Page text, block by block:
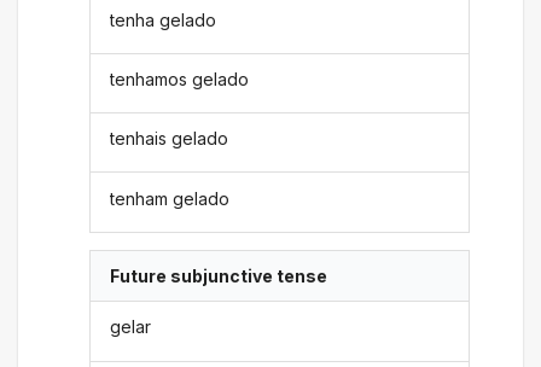
tenha gelado
tenhamos gelado
tenhais gelado
tenham gelado
Future subjunctive tense
gelar